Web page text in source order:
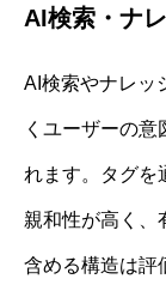
AI検索・ナ
AI検索やナレッ
くユーザーの
れます。タグを
親和性が高く、
含める構造は評